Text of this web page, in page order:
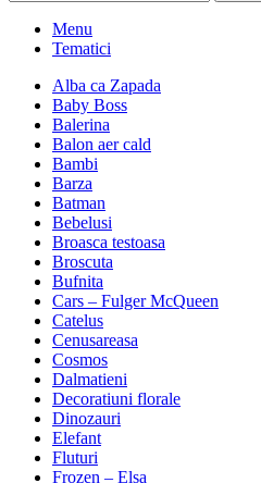
Menu
Tematici
Alba ca Zapada
Baby Boss
Balerina
Balon aer cald
Bambi
Barza
Batman
Bebelusi
Broasca testoasa
Broscuta
Bufnita
Cars – Fulger McQueen
Catelus
Cenusareasa
Cosmos
Dalmatieni
Decoratiuni florale
Dinozauri
Elefant
Fluturi
Frozen – Elsa